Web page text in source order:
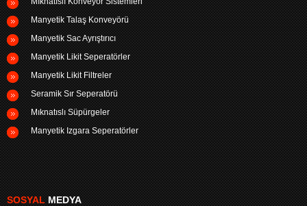
Manyetik Talaş Konveyörü
Manyetik Sac Ayrıştırıcı
Manyetik Likit Seperatörler
Manyetik Likit Filtreler
Seramik Sır Seperatörü
Mıknatıslı Süpürgeler
Manyetik Izgara Seperatörler
SOSYALMEDYA